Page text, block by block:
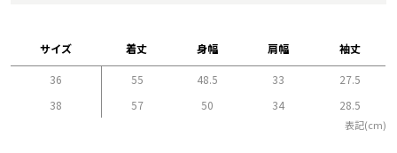
サイズ 着丈 身幅 肩幅 袖丈
36 55 48.5 33
27.5
38
57 50 34 28.5
表記(cm)